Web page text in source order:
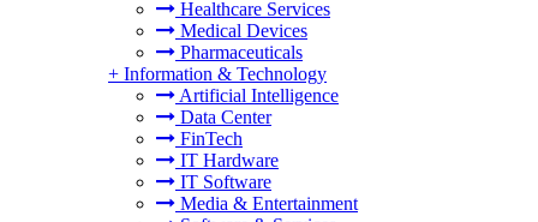
Healthcare Services
Medical Devices
Pharmaceuticals
+ Information & Technology
Artificial Intelligence
Data Center
FinTech
IT Hardware
IT Software
Media & Entertainment